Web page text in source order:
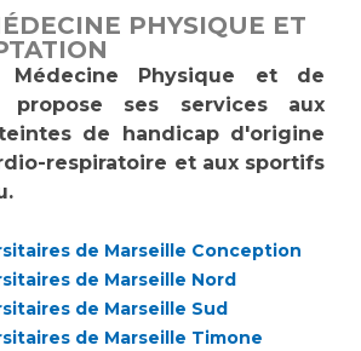
d'imagerie ou de radiologie
à réaliser
santé en ligne
à l'hôpital
et médico-techniques
PHYSIQUE ET
Physique et de
propose ses services aux
de handicap d'origine
respiratoire et aux sportifs
de Marseille Conception
de Marseille Nord
de Marseille Sud
de Marseille Timone